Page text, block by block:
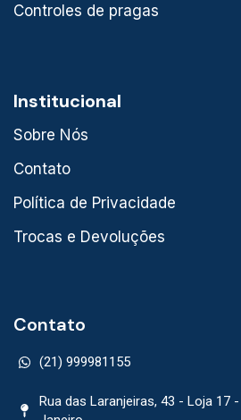
Controles de pragas
Institucional
Sobre Nós
Contato
Política de Privacidade
Trocas e Devoluções
Contato
(21) 999981155
Rua das Laranjeiras, 43 - Loja 17